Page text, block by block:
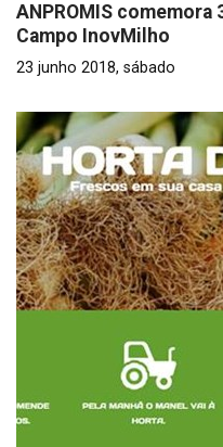
ANPROMIS comemora
Campo InovMilho
23 junho 2018, sábado